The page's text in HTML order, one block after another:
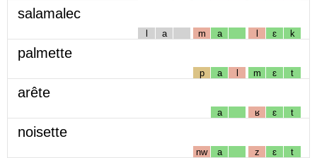
salamalec
l a m a l ɛ k
palmette
p a l m ɛ t
arête
a ʁ ɛ t
noisette
nw a z ɛ t